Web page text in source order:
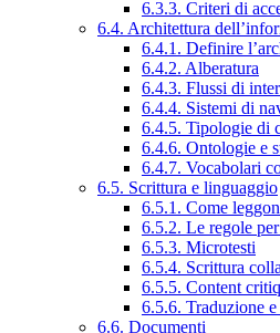
6.3.3. Criteri di
6.4. Architettura
6.4.1. Definire
6.4.2. Alberatura
6.4.3. Flussi di
6.4.4. Sistemi di
6.4.5. Tipologie di
6.4.6. Ontologie e
6.4.7. Vocabolari
6.5. Scrittura e linguaggio
6.5.1. Come
6.5.2. Le regole
6.5.3. Microtesti
6.5.4. Scrittura
6.5.5. Content
6.5.6. Traduzione
6.6. Documenti